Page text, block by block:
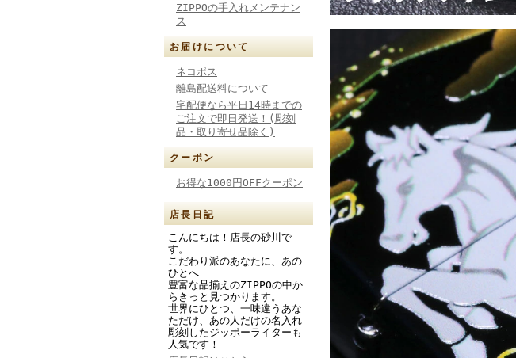
ZIPPOの手入れメンテナン
ス
お届けについて
ネコポス
離島配送料について
宅配便なら平日14時までの
ご注文で即日発送！(彫刻
品・取り寄せ品除く)
クーポン
お得な1000円OFFクーポン
店長日記
こんにちは！店長の砂川で
す。
こだわり派のあなたに、あの
ひとへ
豊富な品揃えのZIPPOの中か
らきっと見つかります。
世界にひとつ、一味違うあな
ただけ、あの人だけの名入れ
彫刻したジッポーライターも
人気です！